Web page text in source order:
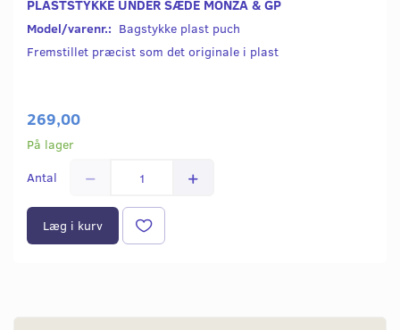
PLASTSTYKKE UNDER SÆDE MONZA & GP
Model/varenr.: Bagstykke plast puch
Fremstillet præcist som det originale i plast
269,00
På lager
Antal
Læg i kurv